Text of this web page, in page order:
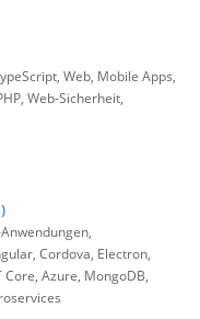
Web, Mobile Apps,
Web-Sicherheit,
Cordova, Electron,
Core, Azure, MongoDB,